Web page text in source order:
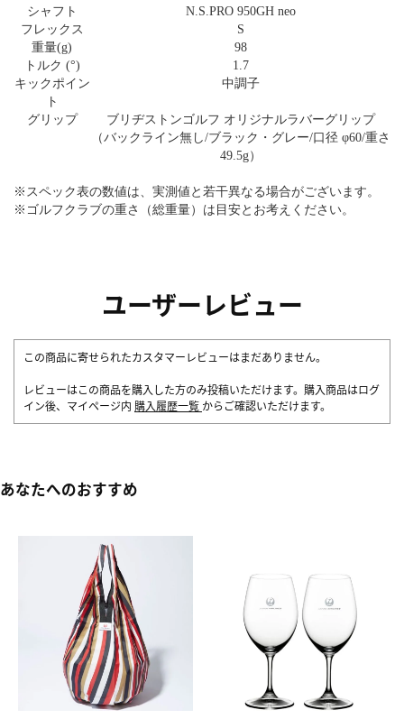
シャフト
N.S.PRO 950GH neo
フレックス
S
重量(g)
98
トルク (°)
1.7
キックポイン
ト
中調子
グリップ
ブリヂストンゴルフ オリジナルラバーグリップ
（バックライン無し/ブラック・グレー/口径 φ60/重さ
49.5g）
※スペック表の数値は、実測値と若干異なる場合がございます。
※ゴルフクラブの重さ（総重量）は目安とお考えください。
ユーザーレビュー
この商品に寄せられたカスタマーレビューはまだありません。
レビューはこの商品を購入した方のみ投稿いただけます。購入商品はログ
イン後、マイページ内 購入履歴一覧 からご確認いただけます。
あなたへのおすすめ